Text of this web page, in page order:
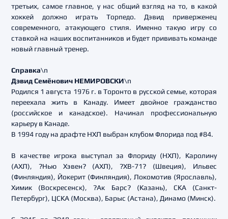
третьих, самое главное, у нас общий взгляд на то, в какой
хоккей должно играть Торпедо. Дэвид приверженец
современного, атакующего стиля. Именно такую игру со
ставкой на наших воспитанников и будет прививать команде
новый главный тренер.
Справка\n
Дэвид Семёнович НЕМИРОВСКИ\n
Родился 1 августа 1976 г. в Торонто в русской семье, которая
переехала жить в Канаду. Имеет двойное гражданство
(российское и канадское). Начинал профессиональную
карьеру в Канаде.
В 1994 году на драфте НХЛ выбран клубом Флорида под #84.
В качестве игрока выступал за Флориду (НХЛ), Каролину
(АХЛ), ?Нью Хэвен? (АХЛ), ?ХВ-71? (Швеция), Ильвес
(Финляндия), Йокерит (Финляндия), Локомотив (Ярославль),
Химик (Воскресенск), ?Ак Барс? (Казань), СКА (Санкт-
Петербург), ЦСКА (Москва), Барыс (Астана), Динамо (Минск).